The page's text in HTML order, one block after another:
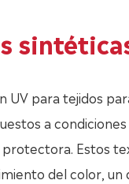
UV para tejidos
a
Estos
del color,